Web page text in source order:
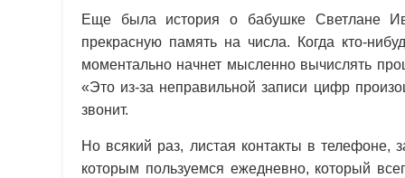
Еще была история о бабушке Светлане
прекрасную память на числа. Когда кто-
моментально начнет мысленно вычислять
«Это из-за неправильной записи цифр
звонит.
Но всякий раз, листая контакты в
которым пользуемся ежедневно, который